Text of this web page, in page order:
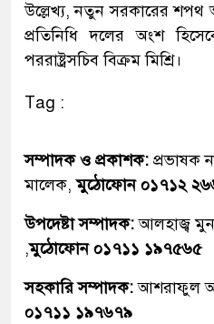
উল্লেখ্য, নতুন সরকারের শপথ
প্রতিনিধি দলের অংশ
পররাষ্ট্রসচিব বিক্রম মিশ্রি।
Tag :
সম্পাদক ও প্রকাশক: প্রভাষক
মালেক,মুঠোফোন ০১৭১২
উপদেষ্টা সম্পাদক:আলহাজ্ব
,মুঠোফোন ০১৭১১ ১৯৭৫৬৫
সহকারি সম্পাদক:আশরাফুল
০১৭১১ ১৯৭৬৭৯